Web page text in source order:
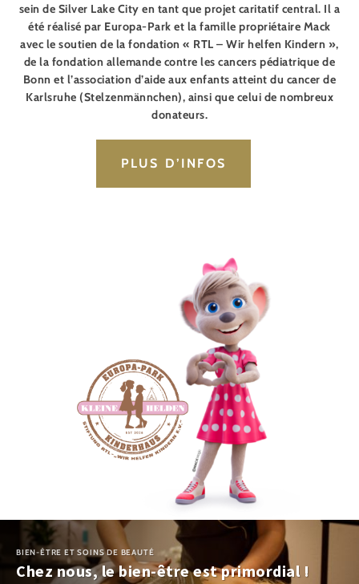
sein de Silver Lake City en tant que projet caritatif central. Il a
été réalisé par Europa-Park et la famille propriétaire Mack
avec le soutien de la fondation « RTL – Wir helfen Kindern »,
de la fondation allemande contre les cancers pédiatrique de
Bonn et l’association d’aide aux enfants atteint du cancer de
Karlsruhe (Stelzenmännchen), ainsi que celui de nombreux
donateurs.
PLUS D’INFOS
BIEN-ÊTRE ET SOINS DE BEAUTÉ
Chez nous, le bien-être est primordial !